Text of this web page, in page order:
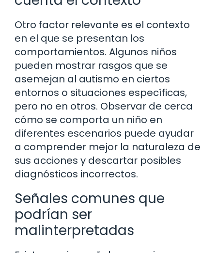
Otro factor relevante es el contexto
en el que se presentan los
comportamientos. Algunos niños
pueden mostrar rasgos que se
asemejan al autismo en ciertos
entornos o situaciones específicas,
pero no en otros. Observar de cerca
cómo se comporta un niño en
diferentes escenarios puede ayudar
a comprender mejor la naturaleza de
sus acciones y descartar posibles
diagnósticos incorrectos.
Señales comunes que
podrían ser
malinterpretadas